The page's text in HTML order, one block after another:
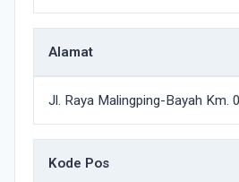
Alamat
Jl. Raya Malingping-Bayah Km.
Kode Pos